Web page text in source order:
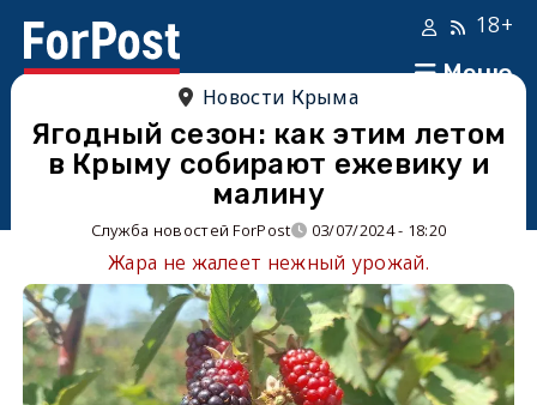
Меню
18+
Новости Крыма
Ягодный сезон: как этим летом
в Крыму собирают ежевику и
малину
Служба новостей ForPost 03/07/2024 - 18:20
Жара не жалеет нежный урожай.